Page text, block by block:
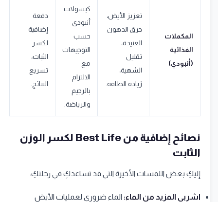
المكملات
الغذائية
(أنبودي)
تعزيز الأيض،
حرق الدهون
العنيدة،
تقليل
الشهية،
زيادة الطاقة.
كبسولات
أنبودي
حسب
التوجيهات
مع
الالتزام
بالرجيم
والرياضة.
دفعة
إضافية
لكسر
الثبات،
تسريع
النتائج.
نصائح إضافية من Best Life لكسر الوزن
الثابت
إليكِ بعض اللمسات الأخيرة التي قد تساعدكِ في رحلتكِ:
اشربي المزيد من الماء: الماء ضروري لعمليات الأيض